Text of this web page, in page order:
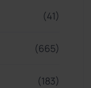
(41)
(665)
(183)